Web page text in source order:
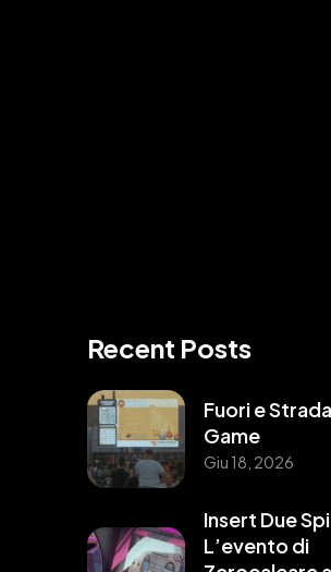
Recent Posts
Fuori e
Game
Giu 18, 2026
Insert Due
L’evento di